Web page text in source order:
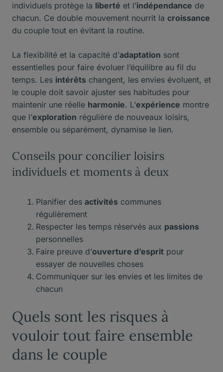
individuels protège la liberté et l’indépendance de
chacun. Ce double mouvement nourrit la croissance
du couple tout en évitant la routine.
La flexibilité et la capacité d’adaptation sont
essentielles pour faire évoluer l’équilibre au fil du
temps. Les intérêts changent, les envies évoluent, et
le couple doit savoir ajuster ses habitudes pour
maintenir une réelle harmonie. L’expérience montre
que l’exploration régulière de nouveaux loisirs,
ensemble ou séparément, dynamise le lien.
Conseils pour concilier loisirs
individuels et moments à deux
Planifier des activités communes
régulièrement
Respecter les temps réservés aux passions
personnelles
Faire preuve d’ouverture d’esprit pour
essayer de nouvelles choses
Communiquer sur les envies et les limites de
chacun
Quels sont les risques à
vouloir tout faire ensemble
dans le couple